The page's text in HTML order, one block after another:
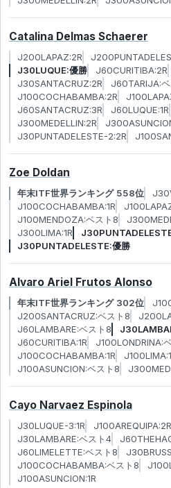
Catalina Delmas Schaerer
J200LAPAZ:2R
J30LUQUE:優勝
J60CURITIBA:2R
J30SANTACRUZ:2R
J60TARIJA:
J100COCHABAMBA:2R
J60SANTACRUZ:3R
J60LUQUE:1R
J300MEDELLIN:2R
J30PUNTADELESTE-2:2R
Zoe Doldan
年末ITF世界ランキング 558位
J100COCHABAMBA:1R
J100MENDOZA:ベスト8
J300LIMA:1R
J30PUNTADELESTE:優勝
Alvaro Ariel Frutos Alonso
年末ITF世界ランキング 302位
J200SANTACRUZ:ベスト8
J60LAMBARE:ベスト8
J60CURITIBA:1R
J100LONDRINA:
J100COCHABAMBA:1R
J100ASUNCION:ベスト8
Cayo Narvaez Espinola
J30LUQUE-3:1R J100AREQUIPA:2R
J30LAMBARE:ベスト4
J60LIMELETTE:ベスト8
J100COCHABAMBA:ベスト8
J100ASUNCION:1R